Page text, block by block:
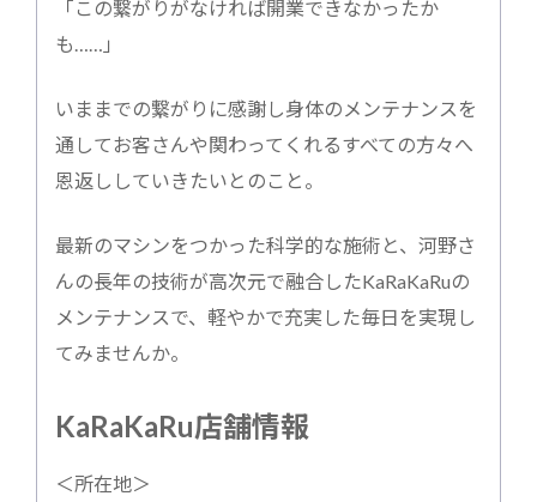
「この繋がりがなければ開業できなかったか
も……」
いままでの繋がりに感謝し身体のメンテナンスを
通してお客さんや関わってくれるすべての方々へ
恩返ししていきたいとのこと。
最新のマシンをつかった科学的な施術と、河野さ
んの長年の技術が高次元で融合したKaRaKaRuの
メンテナンスで、軽やかで充実した毎日を実現し
てみませんか。
KaRaKaRu店舗情報
＜所在地＞